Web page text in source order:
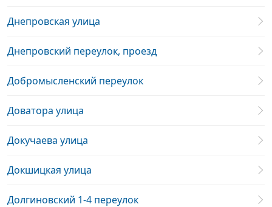
Днепровская улица
Днепровский переулок, проезд
Добромысленский переулок
Доватора улица
Докучаева улица
Докшицкая улица
Долгиновский 1-4 переулок